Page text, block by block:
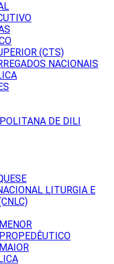
(CTS)
NACIONAIS
DE DILI
LITURGIA E